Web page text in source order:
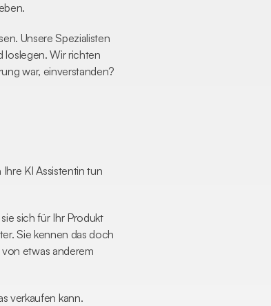
Unsere Spezialisten
loslegen. Wir richten
war, einverstanden?
KI Assistentin tun
sich für Ihr Produkt
Sie kennen das doch
etwas anderem
verkaufen kann.